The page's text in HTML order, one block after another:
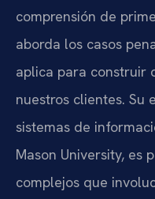
comprensión de
aborda los casos
aplica para construir
nuestros clientes. Su
sistemas de
Mason University, es
complejos que